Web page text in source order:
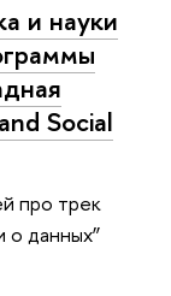
и науки
Social
про трек
о данных”